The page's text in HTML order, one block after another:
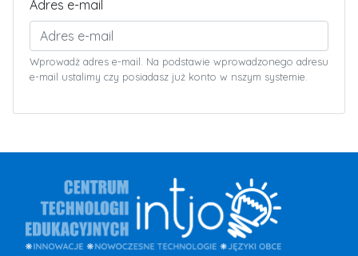
Adres e-mail
Wprowadż adres e-mail. Na podstawie wprowadzonego adresu
e-mail ustalimy czy posiadasz już konto w nszym systemie.